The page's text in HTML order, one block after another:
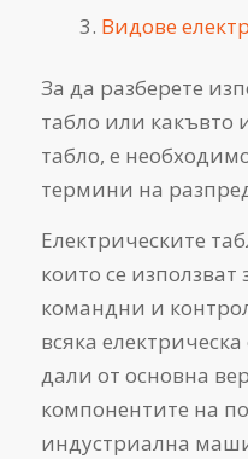
Видове
За да разберете
табло или какъвто
табло, е
термини на
Електрическите
които се
командни и
всяка
дали от основна
компонентите на
индустриална